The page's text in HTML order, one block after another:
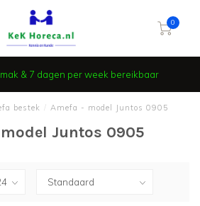
0
& 7 dagen per week bereikbaar
bestek Amefa - model Juntos 0905
Juntos 0905